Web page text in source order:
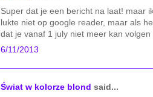
Super dat je een bericht na laat! maar
lukte niet op google reader, maar als
dat je vanaf 1 july niet meer kan
6/11/2013
Świat w kolorze blond said...